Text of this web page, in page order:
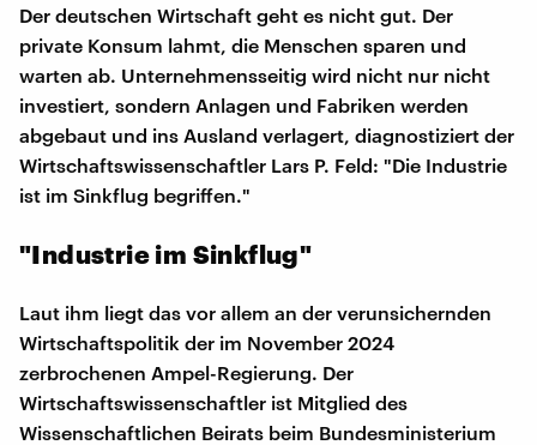
Der deutschen Wirtschaft geht es nicht gut. Der
private Konsum lahmt, die Menschen sparen und
warten ab. Unternehmensseitig wird nicht nur nicht
investiert, sondern Anlagen und Fabriken werden
abgebaut und ins Ausland verlagert, diagnostiziert der
Wirtschaftswissenschaftler Lars P. Feld: "Die Industrie
ist im Sinkflug begriffen."
"Industrie im Sinkflug"
Laut ihm liegt das vor allem an der verunsichernden
Wirtschaftspolitik der im November 2024
zerbrochenen Ampel-Regierung. Der
Wirtschaftswissenschaftler ist Mitglied des
Wissenschaftlichen Beirats beim Bundesministerium